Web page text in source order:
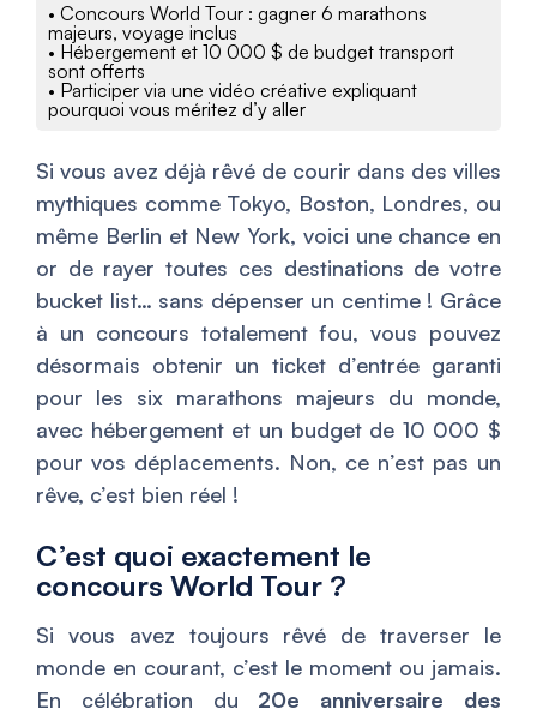
• Concours World Tour : gagner 6 marathons
majeurs, voyage inclus
• Hébergement et 10 000 $ de budget transport
sont offerts
• Participer via une vidéo créative expliquant
pourquoi vous méritez d’y aller
Si vous avez déjà rêvé de courir dans des villes
mythiques comme Tokyo, Boston, Londres, ou
même Berlin et New York, voici une chance en
or de rayer toutes ces destinations de votre
bucket list… sans dépenser un centime ! Grâce
à un concours totalement fou, vous pouvez
désormais obtenir un ticket d’entrée garanti
pour les six marathons majeurs du monde,
avec hébergement et un budget de 10 000 $
pour vos déplacements. Non, ce n’est pas un
rêve, c’est bien réel !
C’est quoi exactement le
concours World Tour ?
Si vous avez toujours rêvé de traverser le
monde en courant, c’est le moment ou jamais.
En célébration du 20e anniversaire des